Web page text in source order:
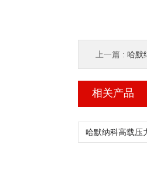
上一篇 : 哈默
相关产品